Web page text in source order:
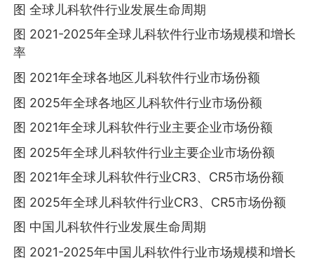
图 全球儿科软件行业发展生命周期
图 2021-2025年全球儿科软件行业市场规模和增长
率
图 2021年全球各地区儿科软件行业市场份额
图 2025年全球各地区儿科软件行业市场份额
图 2021年全球儿科软件行业主要企业市场份额
图 2025年全球儿科软件行业主要企业市场份额
图 2021年全球儿科软件行业CR3、CR5市场份额
图 2025年全球儿科软件行业CR3、CR5市场份额
图 中国儿科软件行业发展生命周期
图 2021-2025年中国儿科软件行业市场规模和增长